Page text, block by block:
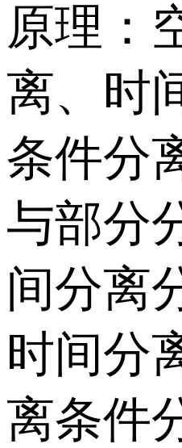
原理：
离、时
条件分
与部分
间分离
时间分
离条件